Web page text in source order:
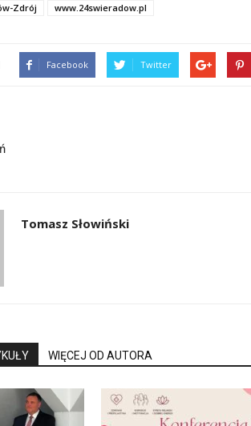
Zdrój
www.24swieradow.pl
Facebook Twitter
Tomasz Słowiński
WIĘCEJ OD AUTORA